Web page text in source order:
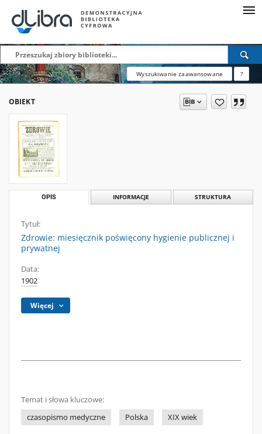
Wyszukiwanie zaawansowane ?
OBIEKT
OPIS INFORMACJE STRUKTURA
Tytuł:
Zdrowie: miesięcznik poświęcony hygienie publicznej i
prywatnej
Data:
1902
Więcej
Temat i słowa kluczowe:
czasopismo medyczne
Polska XIX wiek